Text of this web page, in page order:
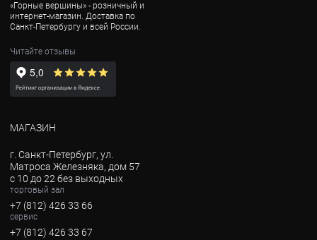
«Горные вершины» - розничный и
интернет-магазин. Доставка по
Санкт-Петербургу и всей России.
Читайте отзывы
МАГАЗИН
г. Санкт-Петербург, ул.
Матроса Железняка, дом 57
с 10 до 22 без выходных
торговый зал
+7 (812) 426 33 66
сервис
+7 (812) 426 33 67